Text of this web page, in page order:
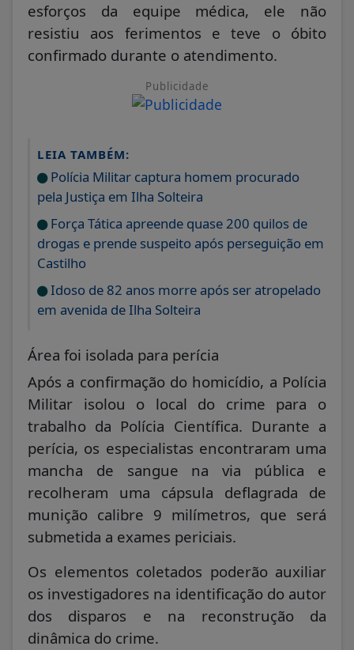
esforços da equipe médica, ele não
resistiu aos ferimentos e teve o óbito
confirmado durante o atendimento.
Publicidade
LEIA TAMBÉM:
Polícia Militar captura homem procurado
pela Justiça em Ilha Solteira
Força Tática apreende quase 200 quilos de
drogas e prende suspeito após perseguição em
Castilho
Idoso de 82 anos morre após ser atropelado
em avenida de Ilha Solteira
Área foi isolada para perícia
Após a confirmação do homicídio, a Polícia
Militar isolou o local do crime para o
trabalho da Polícia Científica. Durante a
perícia, os especialistas encontraram uma
mancha de sangue na via pública e
recolheram uma cápsula deflagrada de
munição calibre 9 milímetros, que será
submetida a exames periciais.
Os elementos coletados poderão auxiliar
os investigadores na identificação do autor
dos disparos e na reconstrução da
dinâmica do crime.